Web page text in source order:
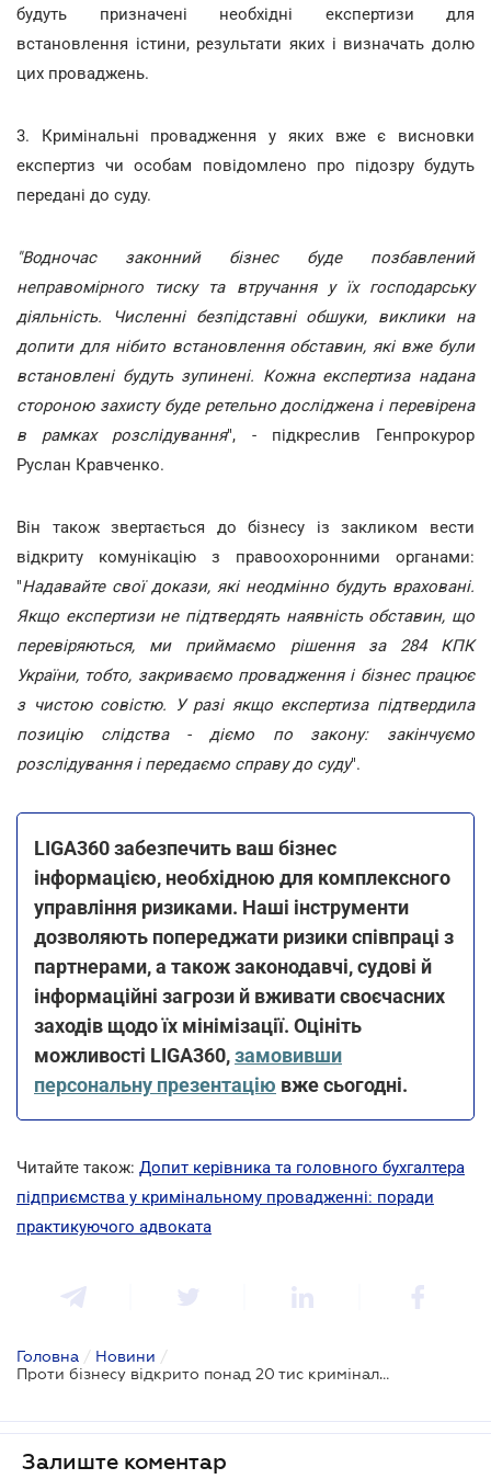
будуть призначені необхідні експертизи для
встановлення істини, результати яких і визначать долю
цих проваджень.
3. Кримінальні провадження у яких вже є висновки
експертиз чи особам повідомлено про підозру будуть
передані до суду.
"Водночас законний бізнес буде позбавлений
неправомірного тиску та втручання у їх господарську
діяльність. Численні безпідставні обшуки, виклики на
допити для нібито встановлення обставин, які вже були
встановлені будуть зупинені. Кожна експертиза надана
стороною захисту буде ретельно досліджена і перевірена
в рамках розслідування", - підкреслив Генпрокурор
Руслан Кравченко.
Він також звертається до бізнесу із закликом вести
відкриту комунікацію з правоохоронними органами:
"Надавайте свої докази, які неодмінно будуть враховані.
Якщо експертизи не підтвердять наявність обставин, що
перевіряються, ми приймаємо рішення за 284 КПК
України, тобто, закриваємо провадження і бізнес працює
з чистою совістю. У разі якщо експертиза підтвердила
позицію слідства - діємо по закону: закінчуємо
розслідування і передаємо справу до суду".
LIGA360 забезпечить ваш бізнес
інформацією, необхідною для комплексного
управління ризиками. Наші інструменти
дозволяють попереджати ризики співпраці з
партнерами, а також законодавчі, судові й
інформаційні загрози й вживати своєчасних
заходів щодо їх мінімізації. Оцініть
можливості LIGA360,замовивши
персональну презентацію вже сьогодні.
Читайте також: Допит керівника та головного бухгалтера
підприємства у кримінальному провадженні: поради
практикуючого адвоката
Головна / Новини /
Проти бізнесу відкрито понад 20 тис кримінальних проваджень - результати аудиту Офісу Генпрокурора
Залиште коментар